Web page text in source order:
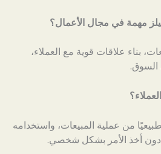
بناء علاقات قوية مع العملاء،
السوق.
من عملية المبيعات، واستخدامه
دون أخذ الأمر بشكل شخصي.